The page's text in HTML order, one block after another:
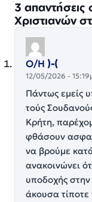
3
Χριστιανών
Ο/Η )-(
12/05/2026 -
Πάντως εμείς
τούς
Κρήτη,
φθάσουν
να βρούμε
ανακοινώνει
υποδοχής
άκουσα